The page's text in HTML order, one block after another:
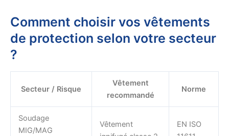
Comment choisir vos vêtements
de protection selon votre secteur
?
Secteur / Risque
Vêtement
recommandé
Norme
Soudage
MIG/MAG
Vêtement
EN ISO